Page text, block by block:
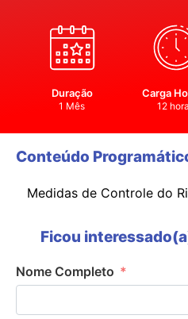
Duração
1 Mês
Carga
12
Conteúdo
Medidas de Controle do
Ficou
Nome Completo